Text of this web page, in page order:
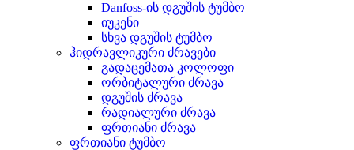
Danfoss-ის დგუშის ტუმბო
იუკენი
სხვა დგუშის ტუმბო
ჰიდრავლიკური ძრავები
გადაცემათა კოლოფი
ორბიტალური ძრავა
დგუშის ძრავა
რადიალური ძრავა
ფრთიანი ძრავა
ფრთიანი ტუმბო